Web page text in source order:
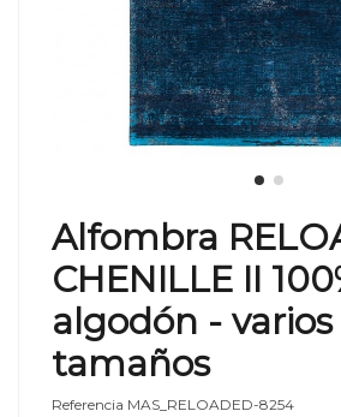
Alfombra
CHENILLE II
algodón - varios
tamaños
Referencia MAS_RELOADED-8254